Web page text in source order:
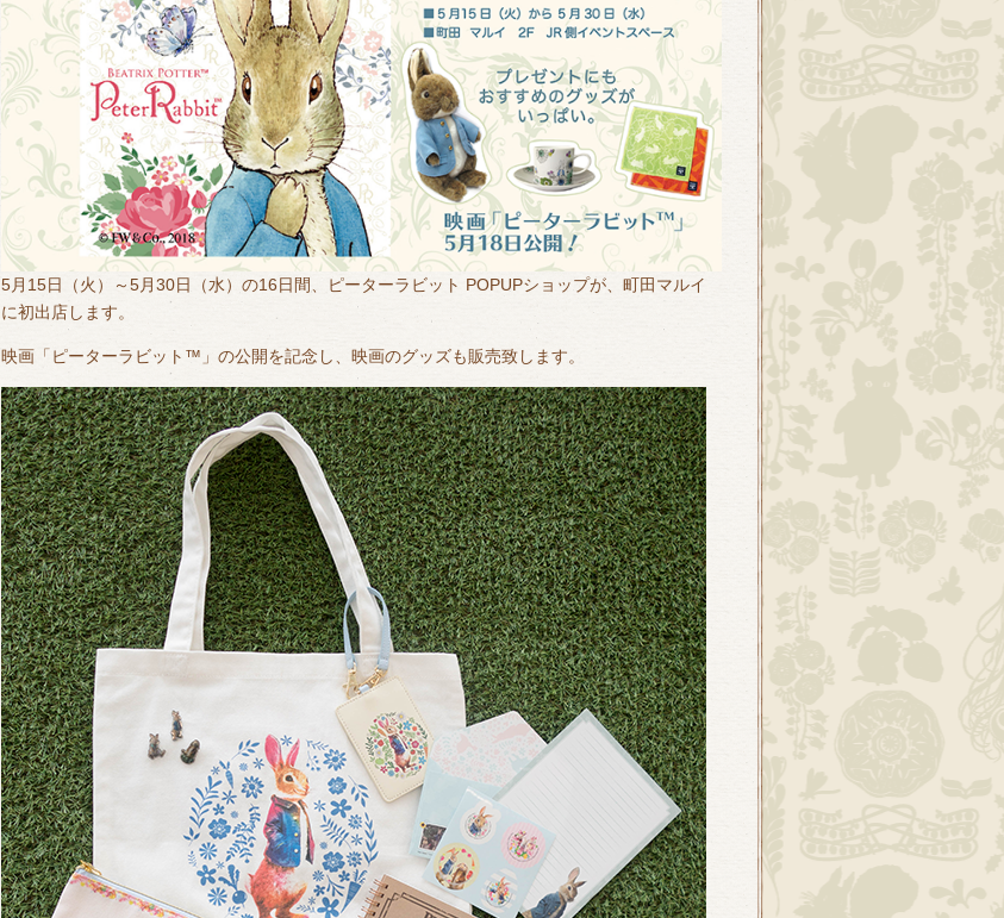
5月15日（火）～5月30日（水）の16日間、ピーターラビット POPUPショップが、町田マルイ
に初出店します。
映画「ピーターラビット™」の公開を記念し、映画のグッズも販売致します。